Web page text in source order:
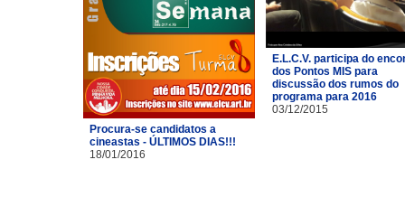
Procura-se candidatos a
cineastas - ÚLTIMOS DIAS!!!
18/01/2016
E.L.C.V. participa do
dos Pontos MIS para
discussão dos rumos do
programa para 2016
03/12/2015